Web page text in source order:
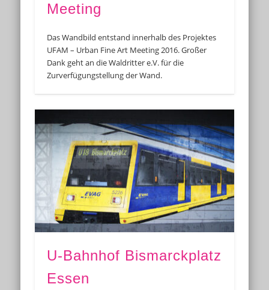
Meeting
Das Wandbild entstand innerhalb des Projektes
UFAM – Urban Fine Art Meeting 2016. Großer
Dank geht an die Waldritter e.V. für die
Zurverfügungstellung der Wand.
U-Bahnhof Bismarckplatz
Essen